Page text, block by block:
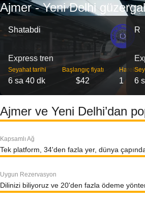
Ajmer - Yeni Delhi
Shatabdi
Express tren
Seyahat tarihi
6 sa 40 dk
Başlangıç ​​fiyatı
$42
Hareket
1
R
6
Ajmer ve Yeni Delhi’dan
Kapsamlı Ağ
Tek platform, 34'den fazla yer, dünya
Uygun Rezervasyon
Dilinizi biliyoruz ve 20'den fazla ödeme